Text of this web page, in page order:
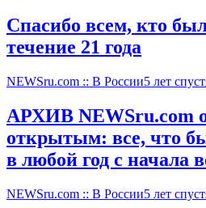
Спасибо всем, кто
течение 21 года
NEWSru.com :: В России5 лет
АРХИВ NEWSru.com
открытым: все, что
в любой год с начала
NEWSru.com :: В России5 лет